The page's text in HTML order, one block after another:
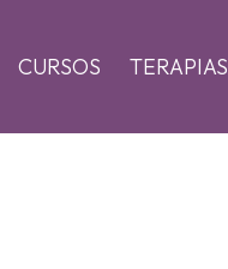
CURSOS TERAPIAS